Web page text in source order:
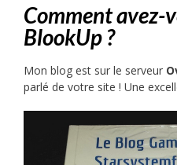
Comment avez-
BlookUp ?
Mon blog est sur le serveur
parlé de votre site ! Une